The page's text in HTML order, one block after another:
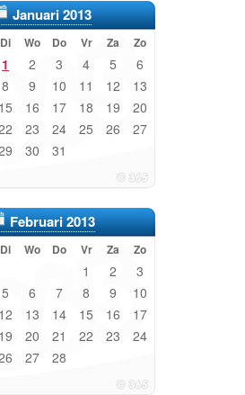
Januari 2013
Di Wo Do Vr Za Zo
1 2 3 4 5 6
8 9 10 11 12 13
15 16 17 18 19 20
23 24 25 26 27
30 31
Februari 2013
Di Wo Do Vr Za Zo
1 2 3
5 6 7 8 9 10
12 13 14 15 16 17
19 20 21 22 23 24
27 28